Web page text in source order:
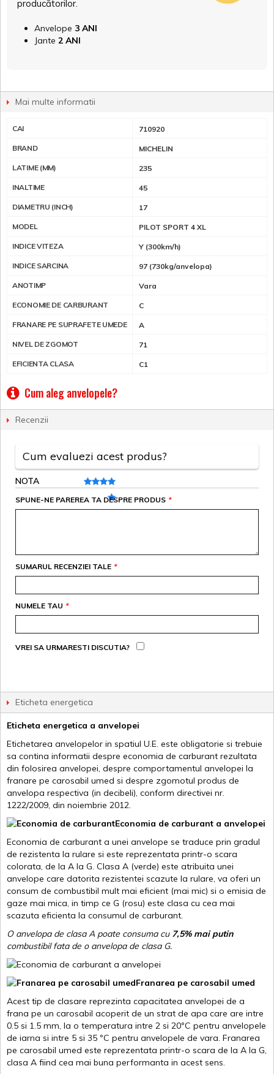
producătorilor.
Anvelope 3 ANI
Jante 2 ANI
Mai multe informatii
CAI 710920
BRAND MICHELIN
LATIME (MM) 235
INALTIME 45
DIAMETRU (INCH) 17
MODEL PILOT SPORT 4 XL
INDICE VITEZA Y (300km/h)
INDICE SARCINA 97 (730kg/anvelopa)
ANOTIMP Vara
ECONOMIE DE CARBURANT C
FRANARE PE SUPRAFETE UMEDE A
NIVEL DE ZGOMOT 71
EFICIENTA CLASA C1
Cum aleg anvelopele?
Recenzii
Cum evaluezi acest produs?
NOTA
*
SPUNE-NE PAREREA TA DESPRE PRODUS
*
SUMARUL RECENZIEI TALE
*
NUMELE TAU
VREI SA URMARESTI DISCUTIA?
Eticheta energetica
Eticheta energetica a anvelopei
Etichetarea anvelopelor in spatiul U.E. este obligatorie si trebuie
sa contina informatii despre economia de carburant rezultata
din folosirea anvelopei, despre comportamentul anvelopei la
franare pe carosabil umed si despre zgomotul produs de
anvelopa respectiva (in decibeli), conform directivei nr.
1222/2009, din noiembrie 2012.
Economia de carburant a anvelopei
Economia de carburant a unei anvelope se traduce prin gradul
de rezistenta la rulare si este reprezentata printr-o scara
colorata, de la A la G. Clasa A (verde) este atribuita unei
anvelope care datorita rezistentei scazute la rulare, va oferi un
consum de combustibil mult mai eficient (mai mic) si o emisia de
gaze mai mica, in timp ce G (rosu) este clasa cu cea mai
scazuta eficienta la consumul de carburant.
O anvelopa de clasa A poate consuma cu 7,5% mai putin
combustibil fata de o anvelopa de clasa G.
Franarea pe carosabil umed
Acest tip de clasare reprezinta capacitatea anvelopei de a
frana pe un carosabil acoperit de un strat de apa care are intre
0.5 si 1.5 mm, la o temperatura intre 2 si 20ºC pentru anvelopele
de iarna si intre 5 si 35 ºC pentru anvelopele de vara. Franarea
pe carosabil umed este reprezentata printr-o scara de la A la G,
clasa A fiind cea mai buna performanta in acest sens.